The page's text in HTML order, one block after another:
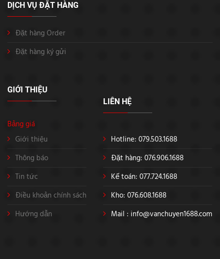
DỊCH VỤ ĐẶT HÀNG
Đặt hàng Order
Đặt hàng ký gửi
GIỚI THIỆU
Bảng giá
Giới thiệu
Thông báo
Tin tức
Điều khoản chính sách
Hướng dẫn
LIÊN HỆ
Hotline: 079.503.1688
Đặt hàng: 076.906.1688
Kế toán: 077.724.1688
Kho: 076.608.1688
Mail : info@vanchuyen1688.com